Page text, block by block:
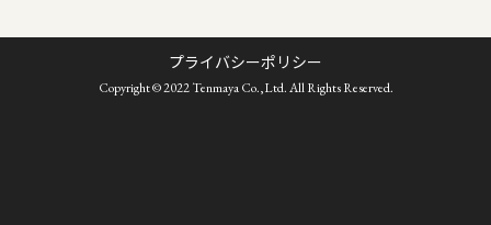
プライバシーポリシー
Copyright © 2022 Tenmaya Co.,Ltd. All Rights Reserved.